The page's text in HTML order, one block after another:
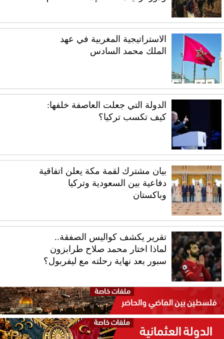
الاستراتيجية المغربية في عهد
الملك محمد السادس
الدولة التي جعلت العاصفة خلفها:
كيف تكسب تركيا؟
بيان مشترك لقمة مكة يعلن اتفاقية
دفاعية بين السعودية وتركيا
وباكستان
تقرير يكشف كواليس الصفقة..
لماذا اختار محمد صلاح طرابزون
سبور بعد نهاية رحلته مع ليفربول؟